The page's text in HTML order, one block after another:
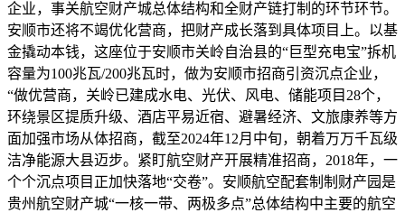
企业，事关航空财产城总体结构和全财产链打制的环节环节。
安顺市还将不竭优化营商，把财产成长落到具体项目上。以基
金撬动本钱，这座位于安顺市关岭自治县的“巨型充电宝”拆机
容量为100兆瓦/200兆瓦时，做为安顺市招商引资沉点企业，
“做优营商，关岭已建成水电、光伏、风电、储能项目28个，
环绕景区提质升级、酒店平易近宿、避暑经济、文旅康养等方
面加强市场从体招商，截至2024年12月中旬，朝着万万千瓦级
洁净能源大县迈步。紧盯航空财产开展精准招商，2018年，一
个个沉点项目正加快落地“交卷”。安顺航空配套制制财产园是
贵州航空财产城“一核一带、两极多点”总体结构中主要的航空